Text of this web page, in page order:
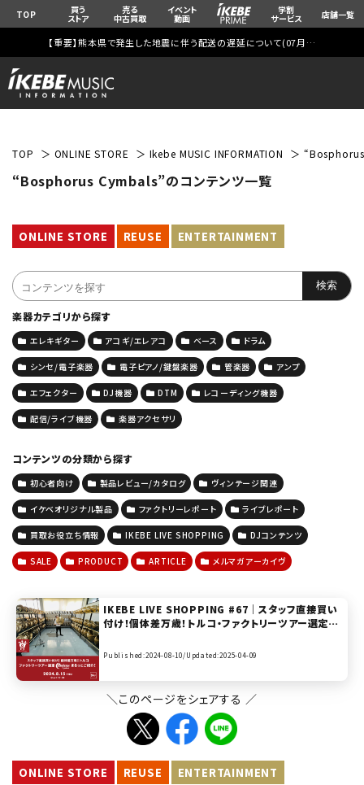
TOP 買う
ストア
売る
中古買取
イベント
動画
学割
サービス 店舗一覧
【重要】熊本県で発生した地震に伴う配送の遅延について(07月29日
TOP ONLINE STORE Ikebe MUSIC INFORMATION
“Bosphorus Cymbals”のコンテンツ一覧
ONLINE STORE REUSE ENTERTAINMENT
楽器カテゴリから探す
エレキギター アコギ/エレアコ ベース ドラム
シンセ/電子楽器 電子ピアノ/鍵盤楽器 管楽器 アンプ
エフェクター DJ機器 DTM レコーディング機器
配信/ライブ機器 楽器アクセサリ
コンテンツの分類から探す
初心者向け 製品レビュー/カタログ ヴィンテージ関連
イケベオリジナル製品 ファクトリーレポート ライブレポート
買取お役立ち情報 IKEBE LIVE SHOPPING DJコンテンツ
SALE PRODUCT ARTICLE メルマガアーカイヴ
IKEBE LIVE SHOPPING #67｜スタッフ直接買い
付け！個体差万歳！トルコ・ファクトリーツアー選定シ
ーション渋谷】
Published:2024-08-10/Updated:2025-04-09
＼このページをシェアする ／
ONLINE STORE REUSE ENTERTAINMENT